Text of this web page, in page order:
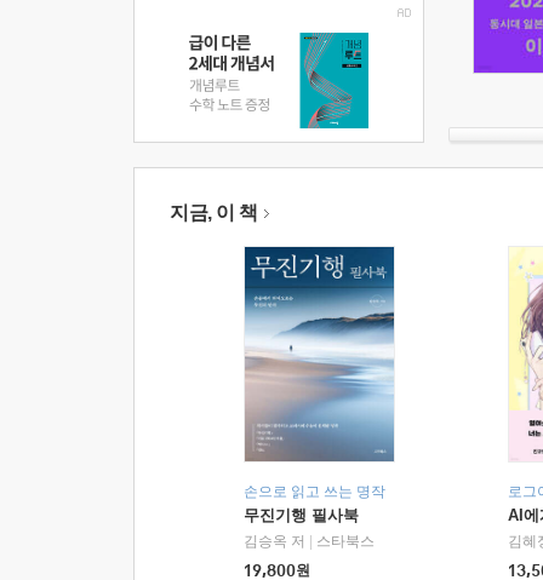
지금, 이 책
손으로 읽고 쓰는 명작
무진기행 필사북
김승옥 저
스타북스
19,800원
로그
AI에
김혜